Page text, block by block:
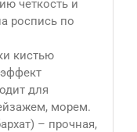
четкость и
роспись по
кистью
для
морем.
– прочная,